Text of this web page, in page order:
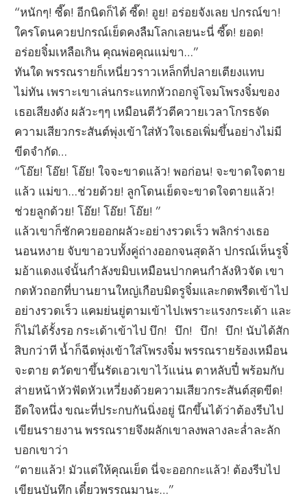
“หนักๆ! ซี๊ด! อีกนิดก็ได้ ซี๊ด! อูย! อร่อยจังเลย ปกรณ์ขา!
ใครโดนควยปกรณ์เย็ดคงลืมโลกเลยนะนี่ ซี๊ด! ยอด!
อร่อยจิ๋มเหลือเกิน คุณพ่อคุณแม่ขา…”
ทันใด พรรณรายก็เหนี่ยวราวเหล็กที่ปลายเตียงแทบ
ไม่ทัน เพราะเขาเล่นกระแทกหัวถอกจู่โจมโพรงจิ๋มของ
เธอเสียงดัง ผลัวะๆๆ เหมือนตีวัวตีควายเวลาโกรธจัด
ความเสียวกระสันต์พุ่งเข้าใส่หัวใจเธอเพิ่มขึ้นอย่างไม่มี
ขีดจำกัด…
“โอ๊ย! โอ๊ย! โอ๊ย! ใจจะขาดแล้ว! พอก่อน! จะขาดใจตาย
แล้ว แม่ขา…ช่วยด้วย! ลูกโดนเย็ดจะขาดใจตายแล้ว!
ช่วยลูกด้วย! โอ๊ย! โอ๊ย! โอ๊ย! ”
แล้วเขาก็ชักควยออกผลัวะอย่างรวดเร็ว พลิกร่างเธอ
นอนหงาย จับขาอวบทั้งคู่ถ่างออกจนสุดล้า ปกรณ์เห็นรูจิ๋
มอ้าแดงแจ๋นั้นกำลังขมิบเหมือนปากคนกำลังหิวจัด เขา
กดหัวถอกที่บานยานใหญ่เกือบมิดรูจิ๋มและกดพรืดเข้าไป
อย่างรวดเร็ว แคมย่นยู่ตามเข้าไปเพราะแรงกระเด้า และ
ก็ไม่ได้รั้งรอ กระเด้าเข้าไป บึก! บึก! บึก! บึก! นับได้สัก
สิบกว่าที น้ำก็ฉีดพุ่งเข้าใส่โพรงจิ๋ม พรรณรายร้องเหมือน
จะตาย ตวัดขาขึ้นรัดเอวเขาไว้แน่น ตาหลับปี๋ พร้อมกับ
ส่ายหน้าหัวฟัดหัวเหวี่ยงด้วยความเสียวกระสันต์สุดขีด!
อึดใจหนึ่ง ขณะที่ประกบกันนิ่งอยู่ นึกขึ้นได้ว่าต้องรีบไป
เขียนรายงาน พรรณรายจึงผลักเขาลงพลางละล่ำละลัก
บอกเขาว่า
“ตายแล้ว! มัวแต่ให้คุณเย็ด นี่จะออกกะแล้ว! ต้องรีบไป
เขียนบันทึก เดี๋ยวพรรณมานะ…”